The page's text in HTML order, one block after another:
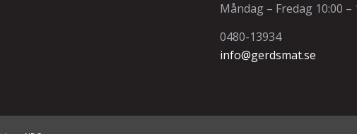
Måndag – Fredag 10:00 –
0480-13934
info@gerdsmat.se